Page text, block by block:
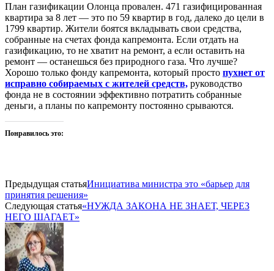
План газификации Олонца провален. 471 газифицированная
квартира за 8 лет — это по 59 квартир в год, далеко до цели в
1799 квартир. Жители боятся вкладывать свои средства,
собранные на счетах фонда капремонта. Если отдать на
газификацию, то не хватит на ремонт, а если оставить на
ремонт — останешься без природного газа. Что лучше?
Хорошо только фонду капремонта, который просто пухнет от
исправно собираемых с жителей средств, руководство
фонда не в состоянии эффективно потратить собранные
деньги, а планы по капремонту постоянно срываются.
Понравилось это:
Предыдущая статьяИнициатива министра это «барьер для
принятия решения»
Следующая статья«НУЖДА ЗАКОНА НЕ ЗНАЕТ, ЧЕРЕЗ
НЕГО ШАГАЕТ»